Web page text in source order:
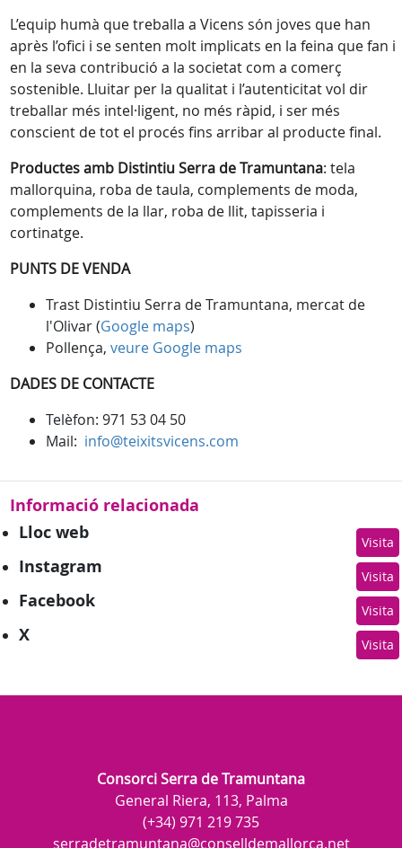
L’equip humà que treballa a Vicens són joves que han
après l’ofici i se senten molt implicats en la feina que fan i
en la seva contribució a la societat com a comerç
sostenible. Lluitar per la qualitat i l’autenticitat vol dir
treballar més intel·ligent, no més ràpid, i ser més
conscient de tot el procés fins arribar al producte final.
Productes amb Distintiu Serra de Tramuntana: tela
mallorquina, roba de taula, complements de moda,
complements de la llar, roba de llit, tapisseria i
cortinatge.
PUNTS DE VENDA
Trast Distintiu Serra de Tramuntana, mercat de
l'Olivar (Google maps)
Pollença, veure Google maps
DADES DE CONTACTE
Telèfon: 971 53 04 50
Mail: info@teixitsvicens.com
Informació relacionada
Lloc web
Visita
Instagram Visita
Facebook Visita
X Visita
Consorci Serra de Tramuntana
General Riera, 113, Palma
(+34) 971 219 735
serradetramuntana@conselldemallorca.net